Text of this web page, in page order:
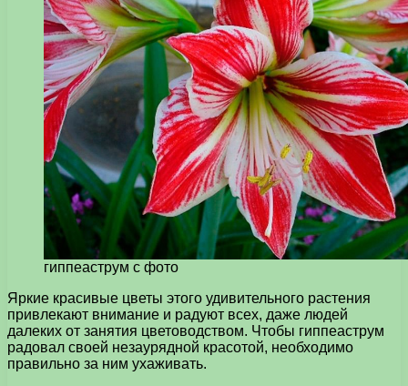
гиппеаструм с фото
Яркие красивые цветы этого удивительного растения
привлекают внимание и радуют всех, даже людей
далеких от занятия цветоводством. Чтобы гиппеаструм
радовал своей незаурядной красотой, необходимо
правильно за ним ухаживать.